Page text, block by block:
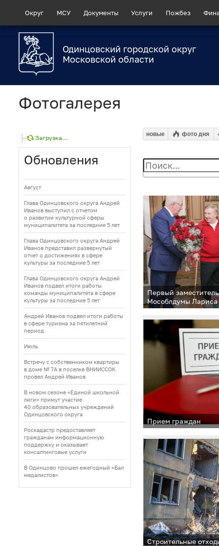
Округ МСУ Документы Услуги Пожбез
Одинцовский городской округ
Московской области
Фотогалерея
Загрузка...
Обновления
Август
Глава Одинцовского округа Андрей
Иванов выступил с отчетом
о развитии культурной сферы
муниципалитета за последние 5 лет
Глава Одинцовского округа Андрей
Иванов представил развернутый
отчет о достижениях в сфере
культуры за последние 5 лет
Глава Одинцовского округа Андрей
Иванов подвел итоги работы
команды муниципалитета в сфере
культуры за последние 5 лет
Андрей Иванов подвел итоги работы
в сфере туризма за пятилетний
период
Июль
Встречу с собственником квартиры
в доме № 7А в поселке ВНИИССОК
провел Андрей Иванов
В новом сезоне «Единой школьной
лиги» примут участие
40 образовательных учреждений
Одинцовского округа
Роскадастр предоставляет
гражданам информационную
поддержку и оказывает
консалтинговые услуги
В Одинцово прошел ежегодный «Бал
медалистов»
новые фото дня
Первый
Мособлдумы Лариса
и председатель
депутатов Татьяна
легендарного
Куренцова с 80-
Прием граждан
Строительные